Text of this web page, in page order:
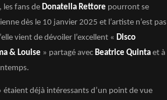
les fans de Donatella Rettore pourront se
dès le 10 janvier 2025 et l’artiste n’est pas
vient de dévoiler l’excellent « Disco
& Louise » partagé avec Beatrice Quinta et à
étaient déjà intéressants d’un point de vue